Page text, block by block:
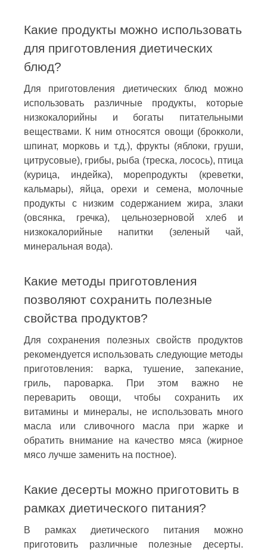
Какие продукты можно использовать
для приготовления диетических
блюд?
Для приготовления диетических блюд можно
использовать различные продукты, которые
низкокалорийны и богаты питательными
веществами. К ним относятся овощи (брокколи,
шпинат, морковь и т.д.), фрукты (яблоки, груши,
цитрусовые), грибы, рыба (треска, лосось), птица
(курица, индейка), морепродукты (креветки,
кальмары), яйца, орехи и семена, молочные
продукты с низким содержанием жира, злаки
(овсянка, гречка), цельнозерновой хлеб и
низкокалорийные напитки (зеленый чай,
минеральная вода).
Какие методы приготовления
позволяют сохранить полезные
свойства продуктов?
Для сохранения полезных свойств продуктов
рекомендуется использовать следующие методы
приготовления: варка, тушение, запекание,
гриль, пароварка. При этом важно не
переварить овощи, чтобы сохранить их
витамины и минералы, не использовать много
масла или сливочного масла при жарке и
обратить внимание на качество мяса (жирное
мясо лучше заменить на постное).
Какие десерты можно приготовить в
рамках диетического питания?
В рамках диетического питания можно
приготовить различные полезные десерты.